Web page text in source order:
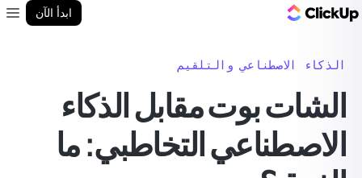
ابدأ الآن
الذكاء الاصطناعي والتلقيم
الشات بوت مقابل الذكاء
الاصطناعي التخاطبي: ما